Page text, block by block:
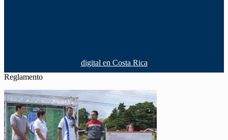
digital en Costa Rica
Reglamento